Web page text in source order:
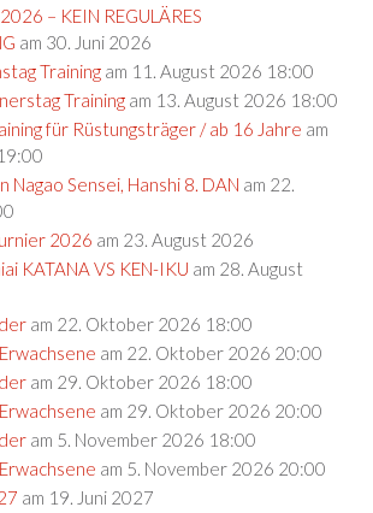
– KEIN REGULÄRES
am 30. Juni 2026
Training am 11. August 2026 18:00
Training am 13. August 2026 18:00
für Rüstungsträger / ab 16 Jahre am
Nagao Sensei, Hanshi 8. DAN am 22.
2026 am 23. August 2026
KATANA VS KEN-IKU am 28. August
am 22. Oktober 2026 18:00
am 22. Oktober 2026 20:00
am 29. Oktober 2026 18:00
am 29. Oktober 2026 20:00
am 5. November 2026 18:00
am 5. November 2026 20:00
am 19. Juni 2027